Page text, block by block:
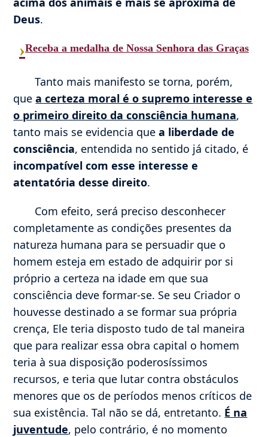
Deus.
›Receba a medalha de Nossa Senhora das Graças
Tanto mais manifesto se torna, porém,
quea certeza moral é o supremo interesse e
o primeiro direito da consciência humana,
tanto mais se evidencia quea liberdade de
consciência, entendida no sentido já citado, é
incompatível com esse interesse e
atentatória desse direito.
Com efeito, será preciso desconhecer
completamente as condições presentes da
natureza humana para se persuadir que o
homem esteja em estado de adquirir por si
próprio a certeza na idade em que sua
consciência deve formar-se. Se seu Criador o
houvesse destinado a se formar sua própria
crença, Ele teria disposto tudo de tal maneira
que para realizar essa obra capital o homem
teria à sua disposição poderosíssimos
recursos, e teria que lutar contra obstáculos
menores que os de períodos menos críticos de
sua existência. Tal não se dá, entretanto. É na
juventude, pelo contrário, é no momento